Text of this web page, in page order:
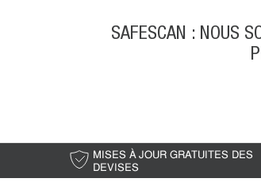
SAFESCAN : NOUS
MISES À JOUR GRATUITES DES
DEVISES